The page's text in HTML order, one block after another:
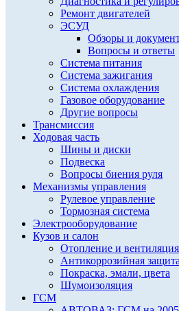
Ремонт двигателей
ЭСУД
Обзоры и
Вопросы и ответы
Система питания
Система зажигания
Система охлаждения
Газовое оборудование
Другие вопросы
Трансмиссия
Ходовая часть
Шины и диски
Подвеска
Вопросы биения руля
Механизмы управления
Рулевое управление
Тормозная система
Электрооборудование
Кузов и салон
Отопление и вентиляция
Антикоррозийная защита
Покраска, эмали, цвета
Шумоизоляция
ГСМ